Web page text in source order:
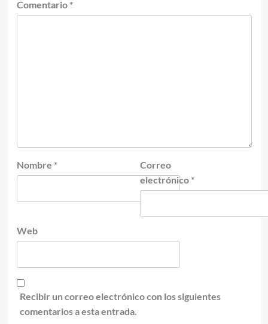
Comentario *
Nombre *
Correo
electrónico *
Web
Recibir un correo electrónico con los siguientes
comentarios a esta entrada.